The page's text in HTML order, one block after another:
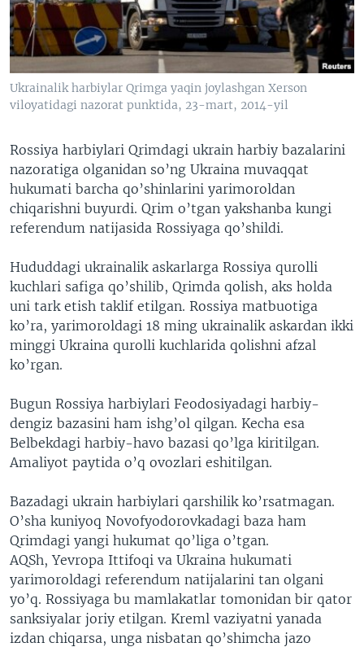
VIDEO
XABARLAR SURATLARDA
ODNOKLASSNIKI
TELEGRAM
TWITTER
SOUNDCLOUD
VOA
Ukrainalik harbiylar Qrimga yaqin joylashgan Xerson
viloyatidagi nazorat punktida, 23-mart, 2014-yil
Rossiya harbiylari Qrimdagi ukrain harbiy bazalarini
nazoratiga olganidan so’ng Ukraina muvaqqat
hukumati barcha qo’shinlarini yarimoroldan
chiqarishni buyurdi. Qrim o’tgan yakshanba kungi
referendum natijasida Rossiyaga qo’shildi.
Hududdagi ukrainalik askarlarga Rossiya qurolli
kuchlari safiga qo’shilib, Qrimda qolish, aks holda
uni tark etish taklif etilgan. Rossiya matbuotiga
ko’ra, yarimoroldagi 18 ming ukrainalik askardan ikki
minggi Ukraina qurolli kuchlarida qolishni afzal
ko’rgan.
Bugun Rossiya harbiylari Feodosiyadagi harbiy-
dengiz bazasini ham ishg’ol qilgan. Kecha esa
Belbekdagi harbiy-havo bazasi qo’lga kiritilgan.
Amaliyot paytida o’q ovozlari eshitilgan.
Bazadagi ukrain harbiylari qarshilik ko’rsatmagan.
O’sha kuniyoq Novofyodorovkadagi baza ham
Qrimdagi yangi hukumat qo’liga o’tgan.
AQSh, Yevropa Ittifoqi va Ukraina hukumati
yarimoroldagi referendum natijalarini tan olgani
yo’q. Rossiyaga bu mamlakatlar tomonidan bir qator
sanksiyalar joriy etilgan. Kreml vaziyatni yanada
izdan chiqarsa, unga nisbatan qo’shimcha jazo